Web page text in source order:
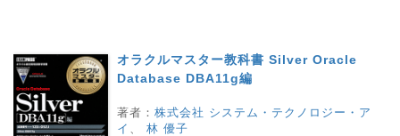
オラクルマスター教科書 Silver Oracle
Database DBA11g編
著者： 株式会社 システム・テクノロジー・ア
イ
林 優子